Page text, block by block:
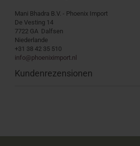
Mani Bhadra B.V. - Phoenix Import
De Vesting 14
7722 GA Dalfsen
Niederlande
+31 38 42 35 510
info@phoeniximport.nl
Kundenrezensionen